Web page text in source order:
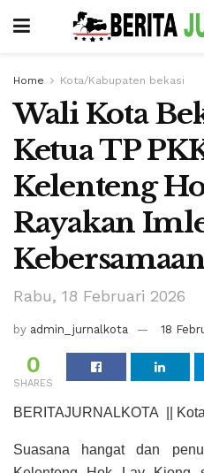
Home Kota/Kabupaten bekasi
Wali Kota
Ketua TP
Kelenteng
Rayakan
Rabu, 18 Februari 2026
by admin_jurnalkota 18
0
SHARES
BERITAJURNALKOTA ||
Suasana hangat dan